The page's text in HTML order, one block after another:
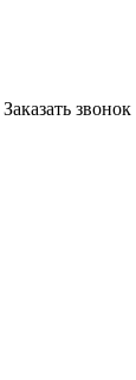
Заказать звонок